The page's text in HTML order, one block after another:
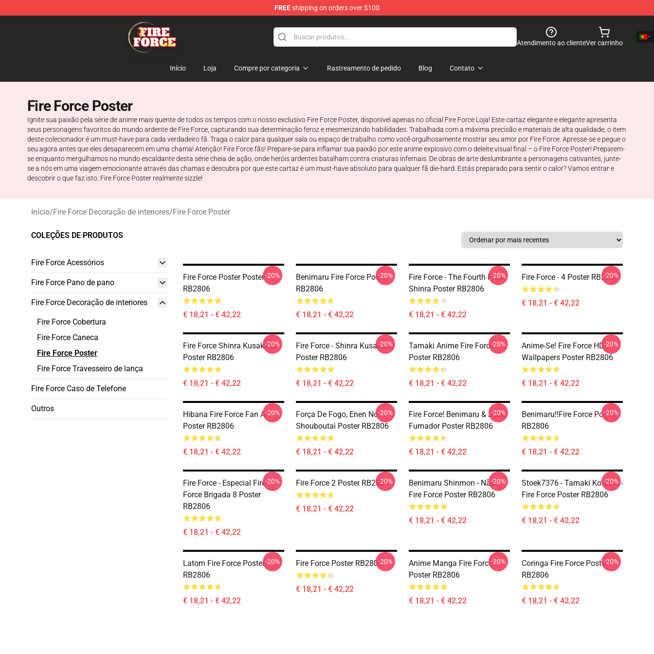
FREEshipping on orders over $100
Fire Force Store - Official Fire Force Merchandise Shop
Atendimento ao clienteVer carrinho
Início Loja Compre por categoria Rastreamento de pedido Blog Contato
Fire Force Poster
Ignite sua paixão pela série de anime mais quente de todos os tempos com o nosso exclusivo Fire Force Poster, disponível apenas no oficial Fire Force Loja! Este cartaz elegante e elegante apresenta
seus personagens favoritos do mundo ardente de Fire Force, capturando sua determinação feroz e mesmerizando habilidades. Trabalhada com a máxima precisão e materiais de alta qualidade, o item
deste colecionador é um must-have para cada verdadeiro fã. Traga o calor para qualquer sala ou espaço de trabalho como você orgulhosamente mostrar seu amor por Fire Force. Apresse-se e pegue o
seu agora antes que eles desaparecem em uma chama! Atenção! Fire Force fãs! Prepare-se para inflamar sua paixão por este anime explosivo com o deleite visual final – o Fire Force Poster! Preparem-
se enquanto mergulhamos no mundo escaldante desta série cheia de ação, onde heróis ardentes batalham contra criaturas infernais. De obras de arte deslumbrante a personagens cativantes, junte-
se a nós em uma viagem emocionante através das chamas e descubra por que este cartaz é um must-have absoluto para qualquer fã die-hard. Estás preparado para sentir o calor? Vamos entrar e
descobrir o que faz isto. Fire Force Poster realmente sizzle!
Início/Fire Force Decoração de interiores/Fire Force Poster
COLEÇÕES DE PRODUTOS
Fire Force Acessórios
Fire Force Pano de pano
Fire Force Decoração de interiores
Fire Force Cobertura
Fire Force Caneca
Fire Force Poster
Fire Force Travesseiro de lança
Fire Force Caso de Telefone
Outros
Fire Force Poster Poster
RB2806
€ 18,21 - € 42,22
-20%
Benimaru Fire Force Poster
RB2806
€ 18,21 - € 42,22
-20%
Fire Force - The Fourth Pillar
Shinra Poster RB2806
€ 18,21 - € 42,22
-20% Fire Force - 4 Poster RB2806
€ 18,21 - € 42,22
-20%
Fire Force Shinra Kusakabe
Poster RB2806
€ 18,21 - € 42,22
-20%
Fire Force - Shinra Kusakabe
Poster RB2806
€ 18,21 - € 42,22
-20%
Tamaki Anime Fire Force
Poster RB2806
€ 18,21 - € 42,22
-20%
Anime-Se! Fire Force HD
Wallpapers Poster RB2806
€ 18,21 - € 42,22
-20%
Hibana Fire Force Fan Art
Poster RB2806
€ 18,21 - € 42,22
-20%
Força De Fogo, Enen No
Shouboutai Poster RB2806
€ 18,21 - € 42,22
-20%
Fire Force! Benimaru & Joker
Fumador Poster RB2806
€ 18,21 - € 42,22
-20%
Benimaru!!Fire Force Poster
RB2806
€ 18,21 - € 42,22
-20%
Fire Force - Especial Fire
Force Brigada 8 Poster
RB2806
€ 18,21 - € 42,22
-20% Fire Force 2 Poster RB2806
€ 18,21 - € 42,22
-20%
Benimaru Shinmon - Não.
Fire Force Poster RB2806
€ 18,21 - € 42,22
-20%
Stoek7376 - Tamaki Kotatsu -
Fire Force Poster RB2806
€ 18,21 - € 42,22
-20%
Latom Fire Force Poster
RB2806
€ 18,21 - € 42,22
-20% Fire Force Poster RB2806
€ 18,21 - € 42,22
-20%
Anime Manga Fire Force
Poster RB2806
€ 18,21 - € 42,22
-20%
Coringa Fire Force Poster
RB2806
€ 18,21 - € 42,22
-20%